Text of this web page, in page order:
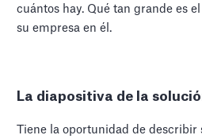
cuántos hay. Qué tan grande es
su empresa en él.
La diapositiva de la
Tiene la oportunidad de describir